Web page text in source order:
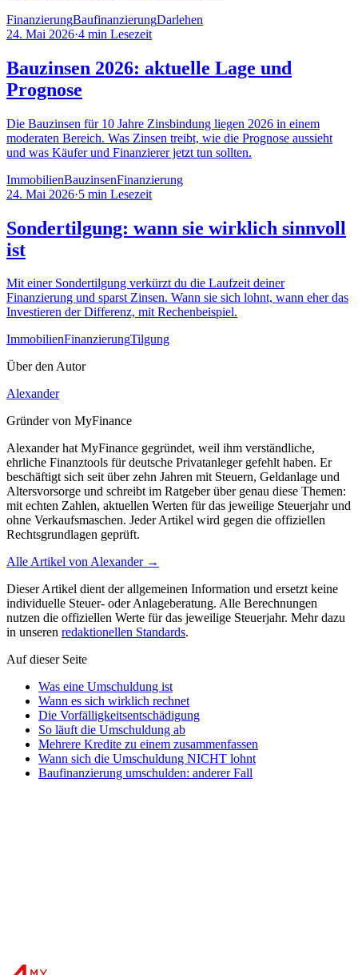
FinanzierungBaufinanzierungDarlehen
24. Mai 2026·4 min Lesezeit
Bauzinsen 2026: aktuelle Lage und
Prognose
Die Bauzinsen für 10 Jahre Zinsbindung liegen 2026 in einem
moderaten Bereich. Was Zinsen treibt, wie die Prognose aussieht
und was Käufer und Finanzierer jetzt tun sollten.
ImmobilienBauzinsenFinanzierung
24. Mai 2026·5 min Lesezeit
Sondertilgung: wann sie wirklich sinnvoll
ist
Mit einer Sondertilgung verkürzt du die Laufzeit deiner
Finanzierung und sparst Zinsen. Wann sie sich lohnt, wann eher das
Investieren der Differenz, mit Rechenbeispiel.
ImmobilienFinanzierungTilgung
Über den Autor
Alexander
Gründer von MyFinance
Alexander hat MyFinance gegründet, weil ihm verständliche,
ehrliche Finanztools für deutsche Privatanleger gefehlt haben. Er
beschäftigt sich seit über zehn Jahren mit Steuern, Geldanlage und
Altersvorsorge und schreibt im Ratgeber über genau diese Themen:
mit echten Zahlen, aktuellen Werten für das jeweilige Steuerjahr und
ohne Verkaufsmaschen. Jeder Artikel wird gegen die offiziellen
Rechtsgrundlagen geprüft.
Alle Artikel vonAlexander→
Dieser Artikel dient der allgemeinen Information und ersetzt keine
individuelle Steuer- oder Anlageberatung. Alle Berechnungen
nutzen die offiziellen Werte für das jeweilige Steuerjahr. Mehr dazu
in unseren redaktionellen Standards.
Auf dieser Seite
Was eine Umschuldung ist
Wann es sich wirklich rechnet
Die Vorfälligkeitsentschädigung
So läuft die Umschuldung ab
Mehrere Kredite zu einem zusammenfassen
Wann sich die Umschuldung NICHT lohnt
Baufinanzierung umschulden: anderer Fall